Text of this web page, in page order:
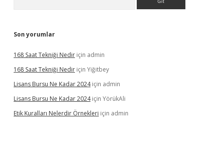
Son yorumlar
168 Saat Tekniği Nedir için admin
168 Saat Tekniği Nedir için Yiğitbey
Lisans Bursu Ne Kadar 2024için admin
Lisans Bursu Ne Kadar 2024için YörükAli
Etik Kuralları Nelerdir Örnekleri için admin